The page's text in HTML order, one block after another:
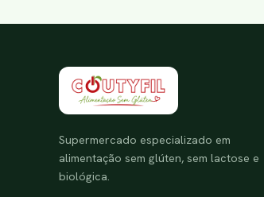
Supermercado especializado em
alimentação sem glúten, sem lactose e
biológica.